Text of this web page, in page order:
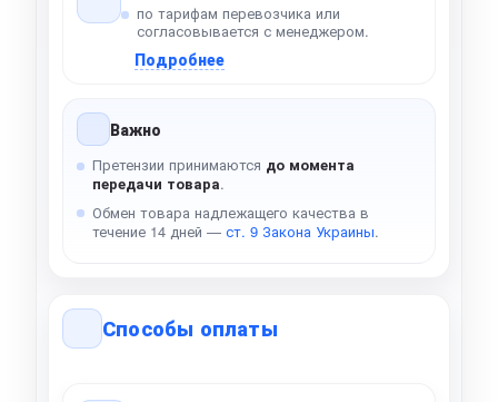
по тарифам перевозчика или
согласовывается с менеджером.
Подробнее
Важно
Претензии принимаются до момента
передачи товара.
Обмен товара надлежащего качества в
течение 14 дней — ст. 9 Закона Украины.
Способы оплаты